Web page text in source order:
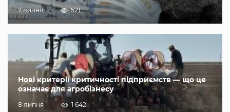
7 липня 521
Нові критерії критичності підприємств — що це
означає для агробізнесу
8 липня 1 642